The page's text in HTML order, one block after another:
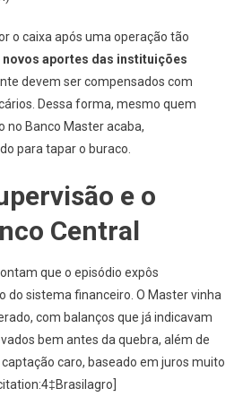
o caixa após uma operação tão
novos aportes das instituições
devem ser compensados com
Dessa forma, mesmo quem
no Banco Master acaba,
para tapar o buraco.
e o
Central
que o episódio expôs
do sistema financeiro. O Master vinha
com balanços que já indicavam
bem antes da quebra, além de
caro, baseado em juros muito